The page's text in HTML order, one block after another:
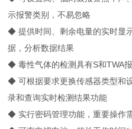
示报警类别，不易忽略
◆ 提供时间、剩余电量的实时显
据，分析数据结果
◆ 毒性气体的检测具有S和TWA
◆ 可根据要求更换传感器类型和
录和查询实时检测结果功能
◆ 实行密码管理功能，重要操作